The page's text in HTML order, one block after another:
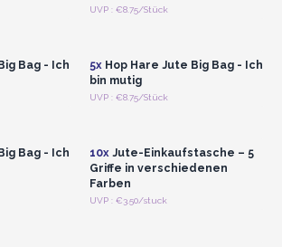
UVP : €8.75/Stück
Bag - Ich
Anmelden oder
5xHop Hare Jute Big Bag - Ich
bin mutig
UVP : €8.75/Stück
Bag - Ich
Anmelden oder
10xJute-Einkaufstasche – 5
Griffe in verschiedenen
Farben
UVP : €3.50/stuckAnmelden oder